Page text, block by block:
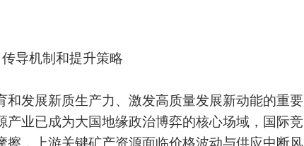
导机制和提升策略
发展新质生产力、激发高质量发展新动能的重要
业已成为大国地缘政治博弈的核心场域，国际竞
，上游关键矿产资源面临价格波动与供应中断风